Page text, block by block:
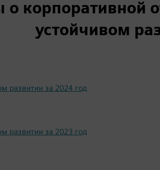
о корпоративной
устойчивом
развитии за 2024 год
развитии за 2023 год